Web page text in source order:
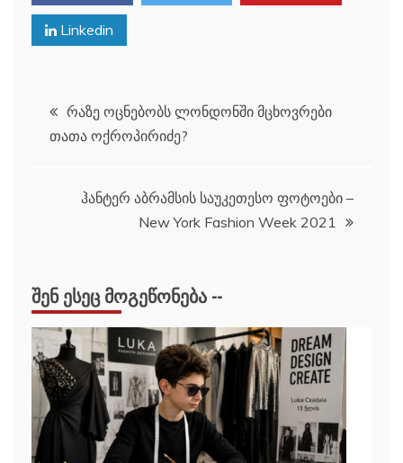
Linkedin
პოსტის
ნავიგაცია
რაზე ოცნებობს ლონდონში მცხოვრები
თათა ოქროპირიძე?
ჰანტერ აბრამსის საუკეთესო ფოტოები –
New York Fashion Week 2021
ᲨᲔᲜ ᲔᲡᲔᲪ ᲛᲝᲒᲔᲬᲝᲜᲔᲑᲐ --